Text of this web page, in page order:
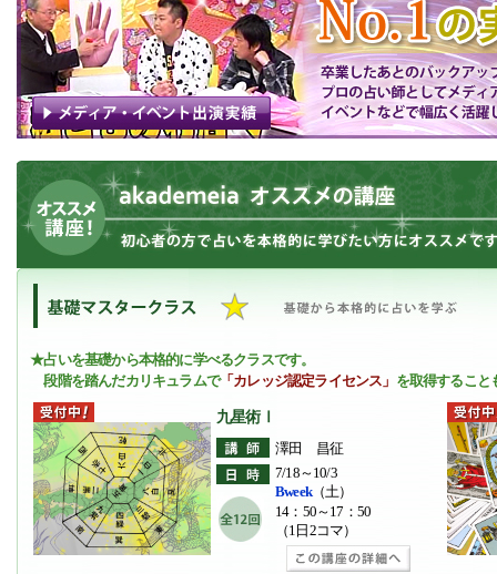
★占いを基礎から本格的に学べるクラスです。
段階を踏んだカリキュラムで「カレッジ認定ライセンス」 を取得すること
九星術Ⅰ
澤田 昌征
7/18～10/3
Bweek（土）
14：50～17：50
（1日2コマ）